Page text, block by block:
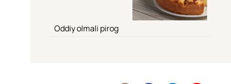
Oddiy olmali pirog